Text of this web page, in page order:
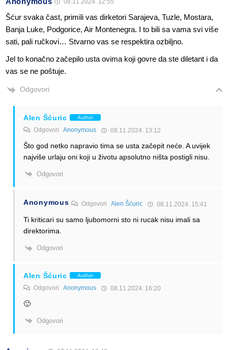
08.11.2024. 12:55
Šćur svaka čast, primili vas dirketori Sarajeva, Tuzle, Mostara,
Banja Luke, Podgorice, Air Montenegra. I to bili sa vama svi više
sati, pali ručkovi… Stvarno vas se respektira ozbiljno.
Jel to konačno začepilo usta ovima koji govre da ste diletant i da
vas se ne poštuje.
Odgovori
Alen Šćuric Author
Odgovori Anonymous 08.11.2024. 13:12
Što god netko napravio tima se usta začepit neće. A uvijek
najviše urlaju oni koji u životu apsolutno ništa postigli nisu.
Odgovori
Anonymous OdgovoriAlen Šćuric 08.11.2024. 15:41
Ti kriticari su samo ljubomorni sto ni rucak nisu imali sa
direktorima.
Odgovori
Alen Šćuric Author
Odgovori Anonymous 08.11.2024. 16:20
🙂
Odgovori